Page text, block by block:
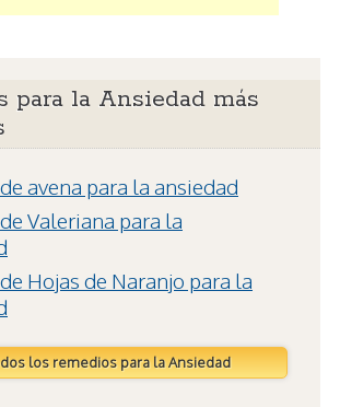
para la Ansiedad más
avena para la ansiedad
Valeriana para la
Hojas de Naranjo para la
los remedios para la Ansiedad